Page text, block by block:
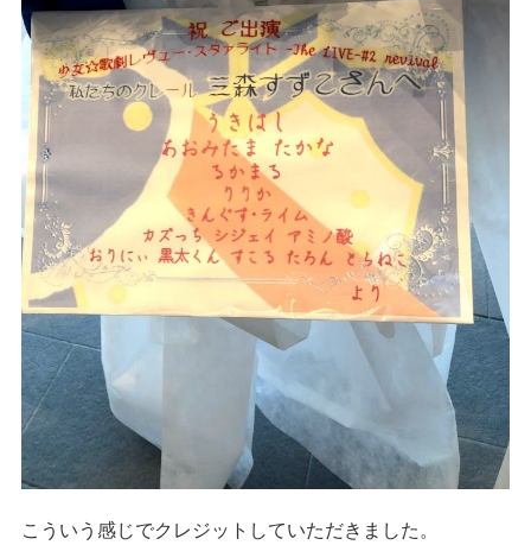
こういう感じでクレジットしていただきました。